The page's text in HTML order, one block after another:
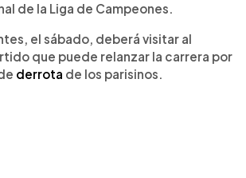
de la Liga de Campeones.
el sábado, deberá visitar al
que puede relanzar la carrera por
derrota de los parisinos.